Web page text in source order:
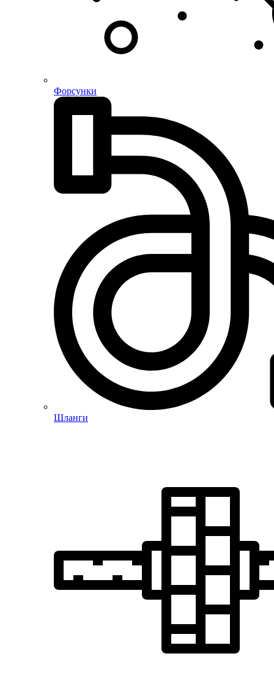
Форсунки
Шланги